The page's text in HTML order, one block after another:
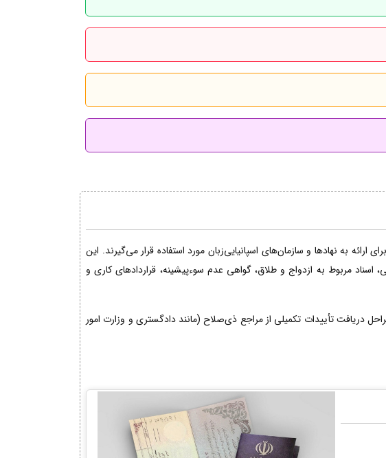
به نهادها و سازمان‌های اسپانیایی‌زبان مورد استفاده قرار می‌گیرند. این
اسناد مربوط به ازدواج و طلاق، گواهی عدم سوءپیشینه، قراردادهای کاری و
دریافت تأییدات تکمیلی از مراجع ذی‌صلاح (مانند دادگستری و وزارت امور